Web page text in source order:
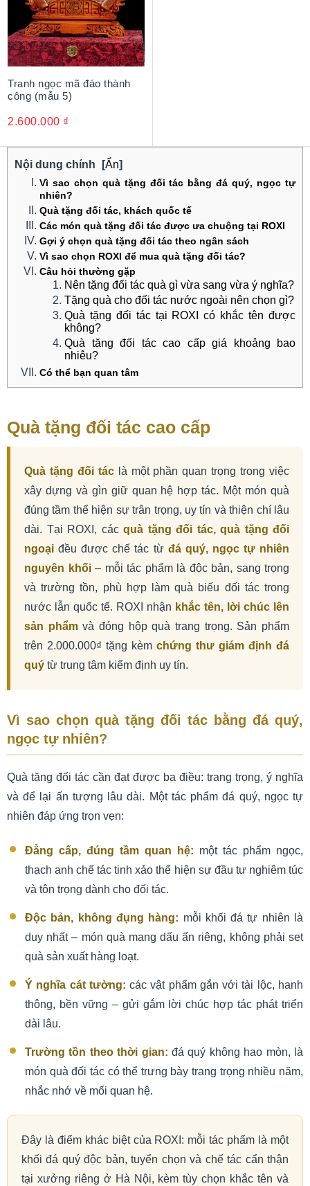
Tranh ngọc mã đáo thành
công (mẫu 5)
2.600.000 ₫
Nội dung chính [Ẩn]
Vì sao chọn quà tặng đối tác bằng đá quý, ngọc tự
nhiên?
Quà tặng đối tác, khách quốc tế
Các món quà tặng đối tác được ưa chuộng tại ROXI
Gợi ý chọn quà tặng đối tác theo ngân sách
Vì sao chọn ROXI để mua quà tặng đối tác?
Câu hỏi thường gặp
Nên tặng đối tác quà gì vừa sang vừa ý nghĩa?
Tặng quà cho đối tác nước ngoài nên chọn gì?
Quà tặng đối tác tại ROXI có khắc tên được
không?
Quà tặng đối tác cao cấp giá khoảng bao
nhiêu?
Có thể bạn quan tâm
Quà tặng đối tác cao cấp
Quà tặng đối táclà một phần quan trọng trong việc
xây dựng và gìn giữ quan hệ hợp tác. Một món quà
đúng tầm thể hiện sự trân trọng, uy tín và thiện chí lâu
dài. Tại ROXI, các quà tặng đối tác, quà tặng đối
ngoại đều được chế tác từ đá quý, ngọc tự nhiên
nguyên khối– mỗi tác phẩm là độc bản, sang trọng
và trường tồn, phù hợp làm quà biếu đối tác trong
nước lẫn quốc tế. ROXI nhận khắc tên, lời chúc lên
sản phẩmvà đóng hộp quà trang trọng. Sản phẩm
trên 2.000.000₫ tặng kèm chứng thư giám định đá
quý từ trung tâm kiểm định uy tín.
Vì sao chọn quà tặng đối tác bằng đá quý,
ngọc tự nhiên?
Quà tặng đối tác cần đạt được ba điều: trang trọng, ý nghĩa
và để lại ấn tượng lâu dài. Một tác phẩm đá quý, ngọc tự
nhiên đáp ứng trọn vẹn:
Đẳng cấp, đúng tầm quan hệ: một tác phẩm ngọc,
thạch anh chế tác tinh xảo thể hiện sự đầu tư nghiêm túc
và tôn trọng dành cho đối tác.
Độc bản, không đụng hàng: mỗi khối đá tự nhiên là
duy nhất – món quà mang dấu ấn riêng, không phải set
quà sản xuất hàng loạt.
Ý nghĩa cát tường: các vật phẩm gắn với tài lộc, hanh
thông, bền vững – gửi gắm lời chúc hợp tác phát triển
dài lâu.
Trường tồn theo thời gian: đá quý không hao mòn, là
món quà đối tác có thể trưng bày trang trọng nhiều năm,
nhắc nhớ về mối quan hệ.
Đây là điểm khác biệt của ROXI: mỗi tác phẩm là một
khối đá quý độc bản, tuyển chọn và chế tác cẩn thận
tại xưởng riêng ở Hà Nội, kèm tùy chọn khắc tên và